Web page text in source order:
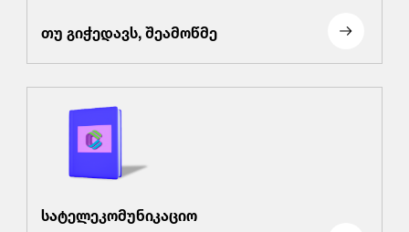
თუ გიჭედავს, შეამოწმე
სატელეკომუნიკაციო